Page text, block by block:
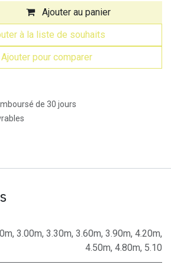
Ajouter au panier
Ajouter pour comparer
à la liste de souhaits
de 30 jours
, 3.00m, 3.30m, 3.60m, 3.90m, 4.20m,
4.50m, 4.80m, 5.10